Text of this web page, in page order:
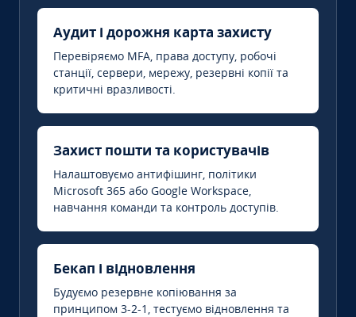
Аудит і дорожня карта захисту
Перевіряємо MFA, права доступу, робочі
станції, сервери, мережу, резервні копії та
критичні вразливості.
Захист пошти та користувачів
Налаштовуємо антифішинг, політики
Microsoft 365 або Google Workspace,
навчання команди та контроль доступів.
Бекап і відновлення
Будуємо резервне копіювання за
принципом 3-2-1, тестуємо відновлення та